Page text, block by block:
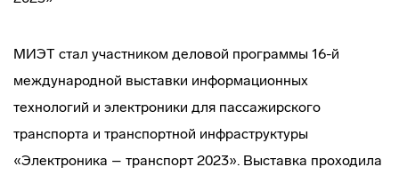
МИЭТ стал участником деловой программы 16-й
международной выставки информационных
технологий и электроники для пассажирского
транспорта и транспортной инфраструктуры
«Электроника – транспорт 2023». Выставка проходила